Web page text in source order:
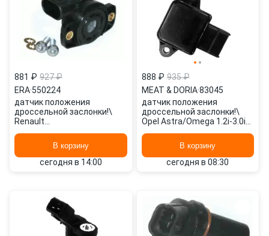
881 ₽ 927 ₽
ERA·550224
датчик положения
дроссельной заслонки!\
Renault
96> 550224 ERAВ корзину
сегодня в 14:00
888 ₽ 935 ₽
MEAT & DORIA·83045
датчик положения
дроссельной заслонки!\
Opel Astra/Omega 1.2i-3.0i
В корзину
сегодня в 08:30